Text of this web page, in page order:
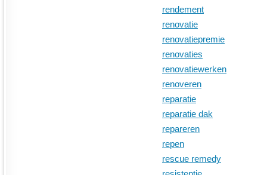
rendement
renovatie
renovatiepremie
renovaties
renovatiewerken
renoveren
reparatie
reparatie dak
repareren
repen
rescue remedy